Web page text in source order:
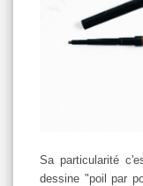
Sa particularité
dessine "poil par